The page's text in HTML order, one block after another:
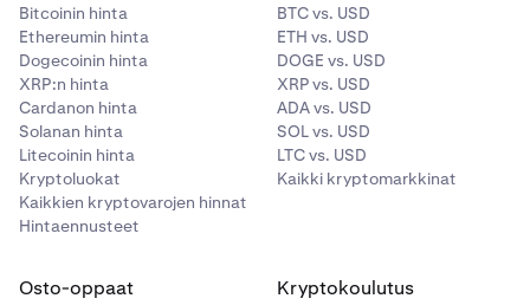
Bitcoinin hinta
Ethereumin hinta
Dogecoinin hinta
XRP:n hinta
Cardanon hinta
Solanan hinta
Litecoinin hinta
Kryptoluokat
Kaikkien kryptovarojen hinnat
Hintaennusteet
BTC vs. USD
ETH vs. USD
DOGE vs. USD
XRP vs. USD
ADA vs. USD
SOL vs. USD
LTC vs. USD
Kaikki kryptomarkkinat
Osto-oppaat Kryptokoulutus